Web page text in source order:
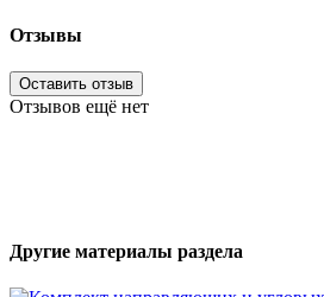
Отзывы
Оставить отзыв
Отзывов ещё нет
Другие материалы раздела